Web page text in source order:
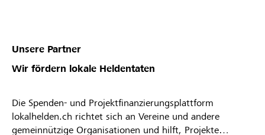
Unsere Partner
Wir fördern lokale Heldentaten
Die Spenden- und Projektfinanzierungsplattform
lokalhelden.ch richtet sich an Vereine und andere
gemeinnützige Organisationen und hilft, Projekte